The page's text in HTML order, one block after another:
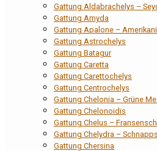
Gattung Aldabrachelys –
Gattung Amyda
Gattung Apalone –
Gattung Astrochelys
Gattung Batagur
Gattung Caretta
Gattung Carettochelys
Gattung Centrochelys
Gattung Chelonia – Grüne
Gattung Chelonoidis
Gattung Chelus –
Gattung Chelydra –
Gattung Chersina